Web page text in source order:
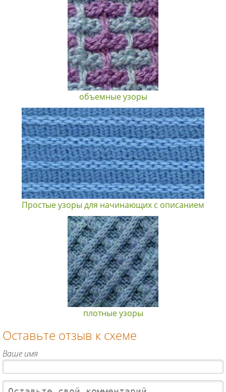
объемные узоры
Простые узоры для начинающих с описанием
плотные узоры
Оставьте отзыв к схеме
Ваше имя